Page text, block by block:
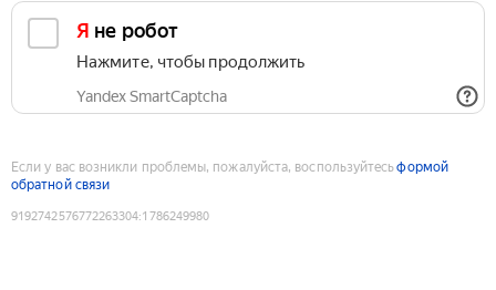
Я не робот
Нажмите, чтобы продолжить
Yandex SmartCaptcha
Если у вас возникли проблемы, пожалуйста, воспользуйтесьформой
обратной связи
9192742576772263304:1786249980